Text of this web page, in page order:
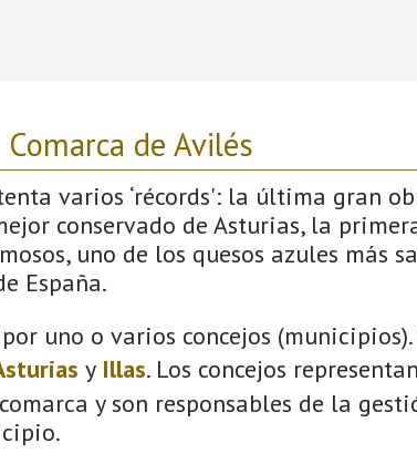
Comarca de Avilés
varios ‘récords': la última gran
conservado de Asturias, la
uno de los quesos azules más
España.
uno o varios concejos (municipios).
y Illas. Los concejos
y son responsables de la